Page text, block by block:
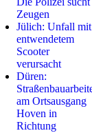
Zeugen
Jülich: Unfall mit
entwendetem
Scooter
verursacht
Düren:
am Ortsausgang
Hoven in
Richtung